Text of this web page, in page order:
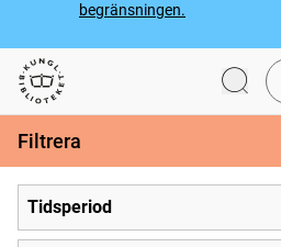
begränsningen.
Svenska tidningar
Filtrera
Tidsperiod